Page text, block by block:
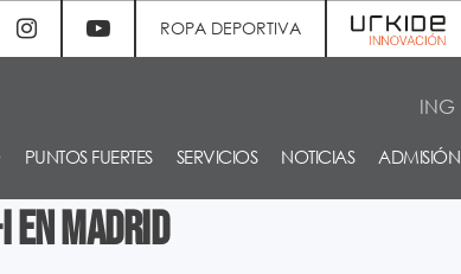
ROPA DEPORTIVA
ING
PUNTOS FUERTES SERVICIOS NOTICIAS ADMISIÓN
en Madrid